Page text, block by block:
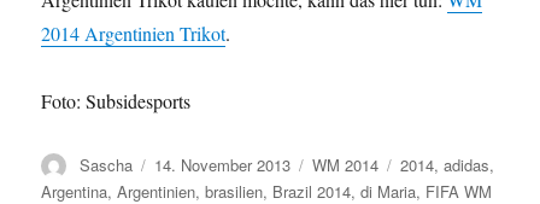
2014 Argentinien Trikot.
Foto: Subsidesports
Autor
Sascha
Veröffentlicht
am
14. November 2013 Kategorien
WM 2014 Schlagwörter
2014,adidas,
Argentina,Argentinien,brasilien, Brazil 2014,di Maria, FIFA WM